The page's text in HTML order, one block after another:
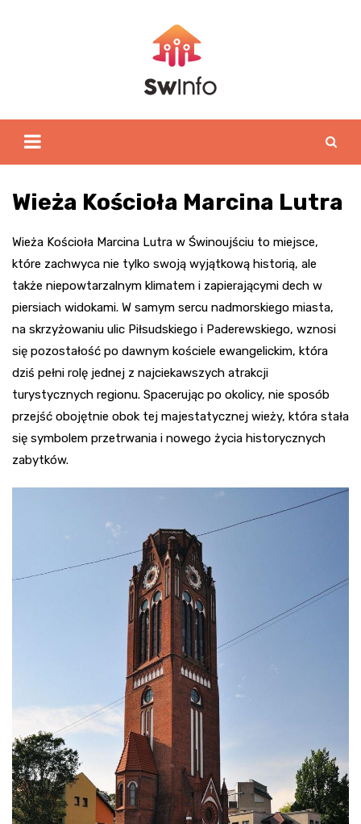
Wieża Kościoła Marcina Lutra
Wieża Kościoła Marcina Lutra w Świnoujściu to miejsce,
które zachwyca nie tylko swoją wyjątkową historią, ale
także niepowtarzalnym klimatem i zapierającymi dech w
piersiach widokami. W samym sercu nadmorskiego miasta,
na skrzyżowaniu ulic Piłsudskiego i Paderewskiego, wznosi
się pozostałość po dawnym kościele ewangelickim, która
dziś pełni rolę jednej z najciekawszych atrakcji
turystycznych regionu. Spacerując po okolicy, nie sposób
przejść obojętnie obok tej majestatycznej wieży, która stała
się symbolem przetrwania i nowego życia historycznych
zabytków.